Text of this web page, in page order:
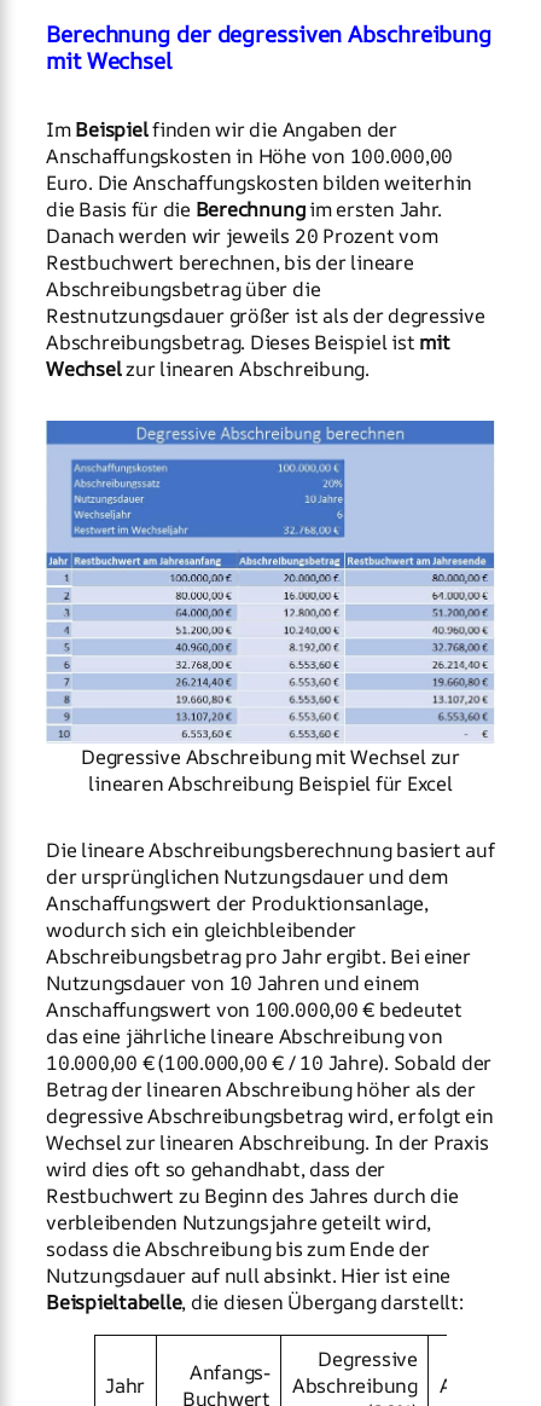
Berechnung der degressiven Abschreibung
mit Wechsel
ImBeispielfinden wir die Angaben der
Anschaffungskosten in Höhe von 100.000,00
Euro. Die Anschaffungskosten bilden weiterhin
die Basis für die Berechnungim ersten Jahr.
Danach werden wir jeweils 20 Prozent vom
Restbuchwert berechnen, bis der lineare
Abschreibungsbetrag über die
Restnutzungsdauer größer ist als der degressive
Abschreibungsbetrag. Dieses Beispiel ist mit
Wechselzur linearen Abschreibung.
Degressive Abschreibung mit Wechsel zur
linearen Abschreibung Beispiel für Excel
Die lineare Abschreibungsberechnung basiert auf
der ursprünglichen Nutzungsdauer und dem
Anschaffungswert der Produktionsanlage,
wodurch sich ein gleichbleibender
Abschreibungsbetrag pro Jahr ergibt. Bei einer
Nutzungsdauer von 10 Jahren und einem
Anschaffungswert von 100.000,00 € bedeutet
das eine jährliche lineare Abschreibung von
10.000,00 € (100.000,00 € / 10 Jahre). Sobald der
Betrag der linearen Abschreibung höher als der
degressive Abschreibungsbetrag wird, erfolgt ein
Wechsel zur linearen Abschreibung. In der Praxis
wird dies oft so gehandhabt, dass der
Restbuchwert zu Beginn des Jahres durch die
verbleibenden Nutzungsjahre geteilt wird,
sodass die Abschreibung bis zum Ende der
Nutzungsdauer auf null absinkt. Hier ist eine
Beispieltabelle, die diesen Übergang darstellt:
Jahr
Anfangs-
Buchwert
Degressive
Abschreibung